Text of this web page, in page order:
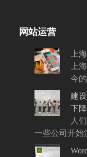
网站运营
上
上
今
建
下
人
一些公司开